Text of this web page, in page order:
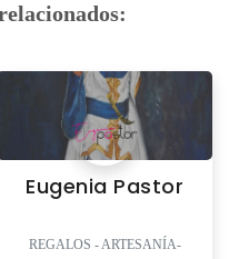
Eugenia Pastor
REGALOS - ARTESANÍA-